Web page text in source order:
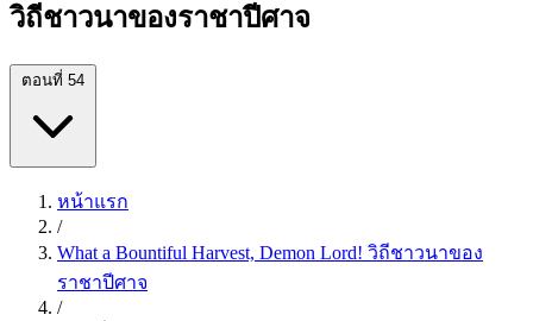
วิถีชาวนาของราชาปีศาจ
ตอนที่ 54
หน้าแรก
/
What a Bountiful Harvest, Demon Lord! วิถีชาวนาของ
ราชาปีศาจ
/